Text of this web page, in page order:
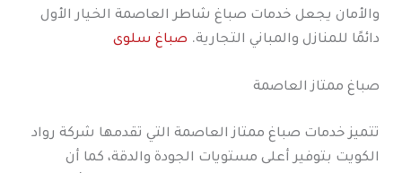
والأمان يجعل خدمات صباغ شاطر العاصمة الخيار الأول
دائمًا للمنازل والمباني التجارية. صباغ سلوى
صباغ ممتاز العاصمة
تتميز خدمات صباغ ممتاز العاصمة التي تقدمها شركة رواد
الكويت بتوفير أعلى مستويات الجودة والدقة، كما أن